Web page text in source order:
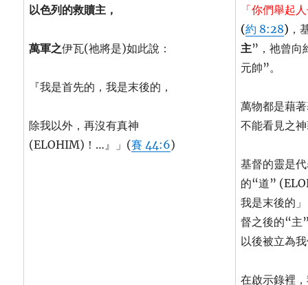
以色列的救贖主，
萬軍之伊瓦(祂將是)如此說：
『我是首先的，我是末後的，
除我以外，再沒有真神
(ELOHIM)！…』」(賽 44:6)
「你們舉起
(約 8:28) ，
主”，祂曾向
元帥”。
萬物都是藉
不能看見之
基督的靈是
的“道”
我是末後的
督之後的“主
以後被立為
在啟示錄裡